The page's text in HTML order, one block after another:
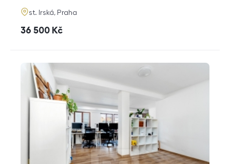
adresa
st. Irská, Praha
cena
36 500 Kč